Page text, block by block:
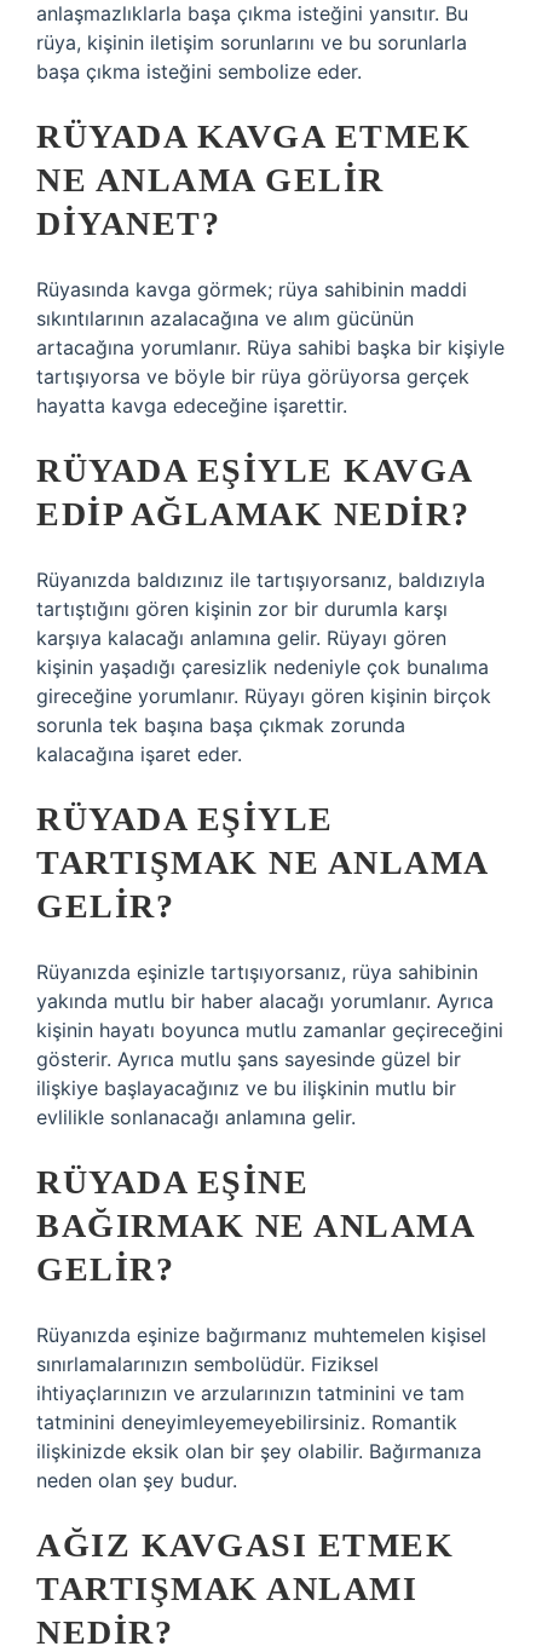
anlaşmazlıklarla başa çıkma isteğini yansıtır. Bu
rüya, kişinin iletişim sorunlarını ve bu sorunlarla
başa çıkma isteğini sembolize eder.
RÜYADA KAVGA ETMEK
NE ANLAMA GELIR
DIYANET?
Rüyasında kavga görmek; rüya sahibinin maddi
sıkıntılarının azalacağına ve alım gücünün
artacağına yorumlanır. Rüya sahibi başka bir kişiyle
tartışıyorsa ve böyle bir rüya görüyorsa gerçek
hayatta kavga edeceğine işarettir.
RÜYADA EŞIYLE KAVGA
EDIP AĞLAMAK NEDIR?
Rüyanızda baldızınız ile tartışıyorsanız, baldızıyla
tartıştığını gören kişinin zor bir durumla karşı
karşıya kalacağı anlamına gelir. Rüyayı gören
kişinin yaşadığı çaresizlik nedeniyle çok bunalıma
gireceğine yorumlanır. Rüyayı gören kişinin birçok
sorunla tek başına başa çıkmak zorunda
kalacağına işaret eder.
RÜYADA EŞIYLE
TARTIŞMAK NE ANLAMA
GELIR?
Rüyanızda eşinizle tartışıyorsanız, rüya sahibinin
yakında mutlu bir haber alacağı yorumlanır. Ayrıca
kişinin hayatı boyunca mutlu zamanlar geçireceğini
gösterir. Ayrıca mutlu şans sayesinde güzel bir
ilişkiye başlayacağınız ve bu ilişkinin mutlu bir
evlilikle sonlanacağı anlamına gelir.
RÜYADA EŞINE
BAĞIRMAK NE ANLAMA
GELIR?
Rüyanızda eşinize bağırmanız muhtemelen kişisel
sınırlamalarınızın sembolüdür. Fiziksel
ihtiyaçlarınızın ve arzularınızın tatminini ve tam
tatminini deneyimleyemeyebilirsiniz. Romantik
ilişkinizde eksik olan bir şey olabilir. Bağırmanıza
neden olan şey budur.
AĞIZ KAVGASI ETMEK
TARTIŞMAK ANLAMI
NEDIR?